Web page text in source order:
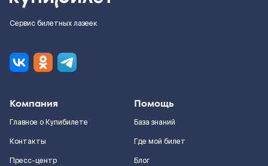
Сервис билетных лазеек
Компания
Главное о Купибилете
Контакты
Пресс-центр
Помощь
База знаний
Где мой билет
Блог